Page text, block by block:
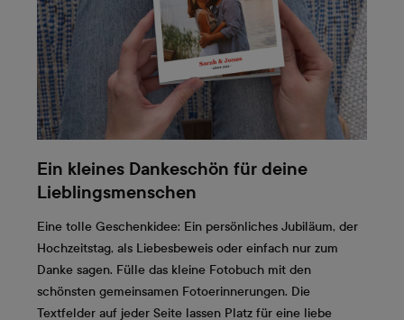
Ein kleines Dankeschön für deine
Lieblingsmenschen
Eine tolle Geschenkidee: Ein persönliches Jubiläum, der
Hochzeitstag, als Liebesbeweis oder einfach nur zum
Danke sagen. Fülle das kleine Fotobuch mit den
schönsten gemeinsamen Fotoerinnerungen. Die
Textfelder auf jeder Seite lassen Platz für eine liebe